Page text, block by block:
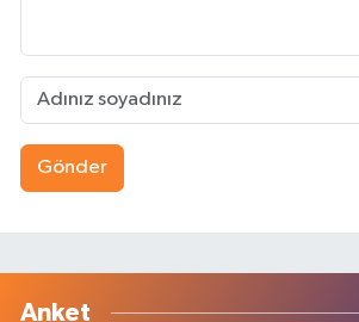
Gönder
Anket